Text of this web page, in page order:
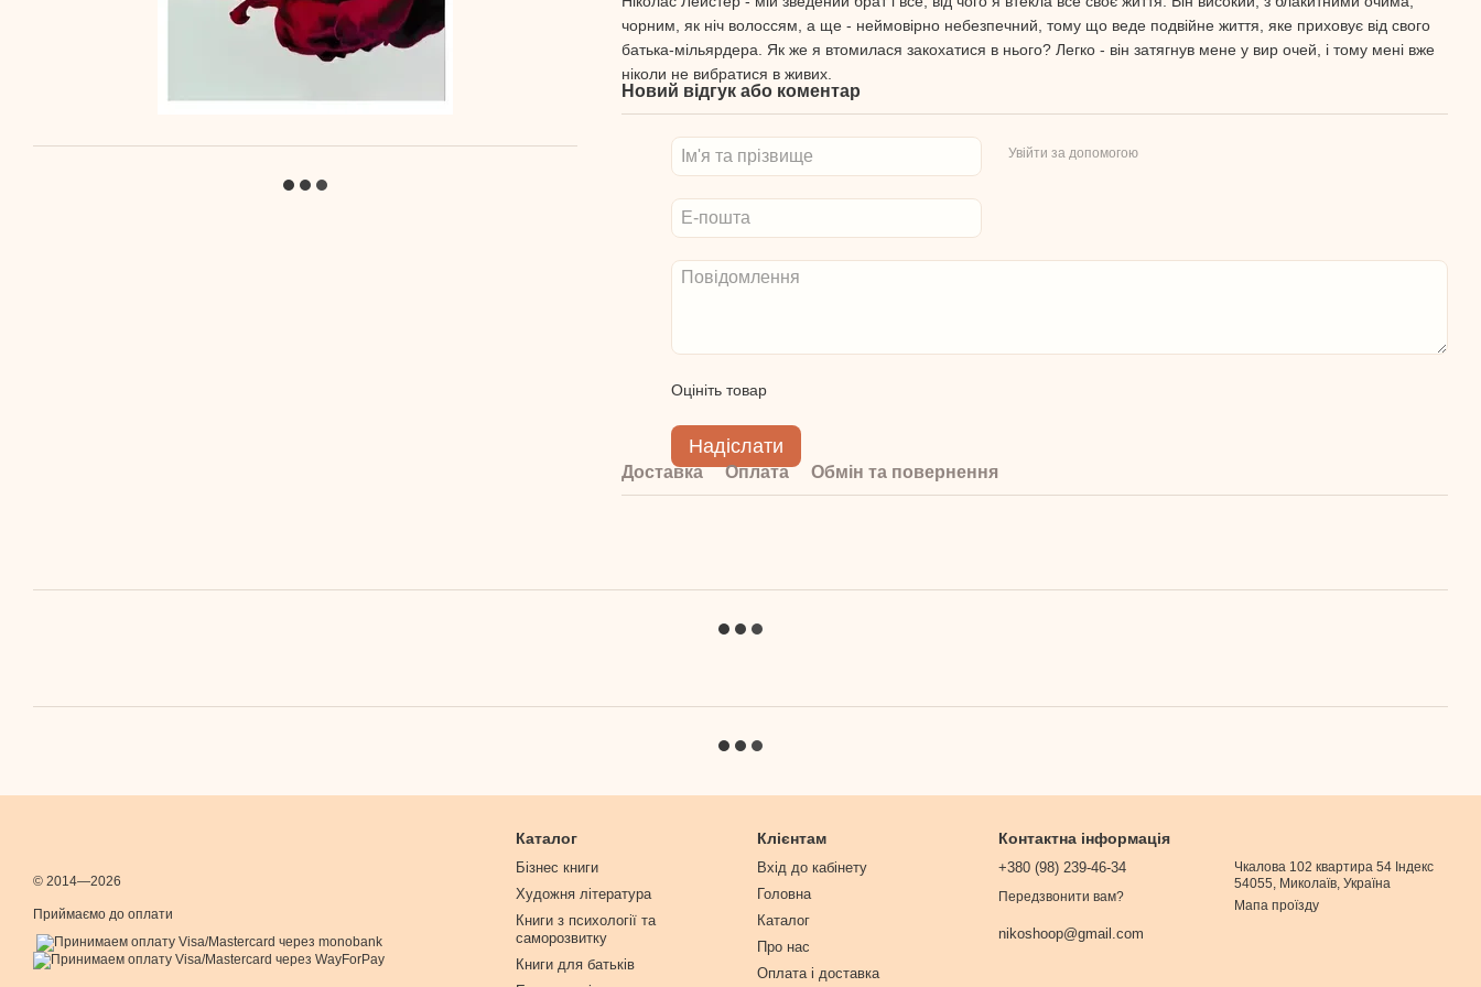
чорним, як ніч волоссям, а ще - неймовірно небезпечний, тому що веде подвійне життя, яке приховує від свого
батька-мільярдера. Як же я втомилася закохатися в нього? Легко - він затягнув мене у вир очей, і тому мені вже
ніколи не вибратися в живих.
Новий відгук або коментар
Увійти за допомогою
Оцініть товар
Надіслати
Доставка Оплата Обмін та повернення
© 2014—2026
Приймаємо до оплати
Каталог
Бізнес книги
Художня література
Книги з психології та
саморозвитку
Книги для батьків
Клієнтам
Вхід до кабінету
Головна
Каталог
Про нас
Оплата і доставка
Контактна інформація
+380 (98) 239-46-34
Передзвонити вам?
nikoshoop@gmail.com
Чкалова 102 квартира 54 Індекс
54055, Миколаїв, Україна
Мапа проїзду